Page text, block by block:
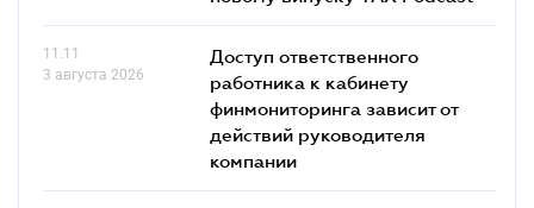
11.11
3 августа 2026
Доступ ответственного
работника к кабинету
финмониторинга зависит от
действий руководителя
компании